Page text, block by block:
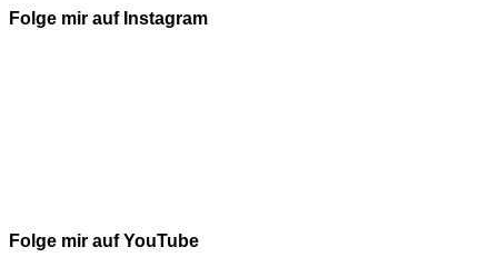
Folge mir auf Instagram
Folge mir auf YouTube